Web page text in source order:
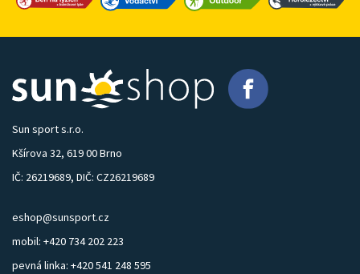
Sun sport s.r.o.
Kšírova 32, 619 00 Brno
IČ: 26219689, DIČ: CZ26219689
eshop@sunsport.cz
mobil: +420 734 202 223
pevná linka: +420 541 248 595